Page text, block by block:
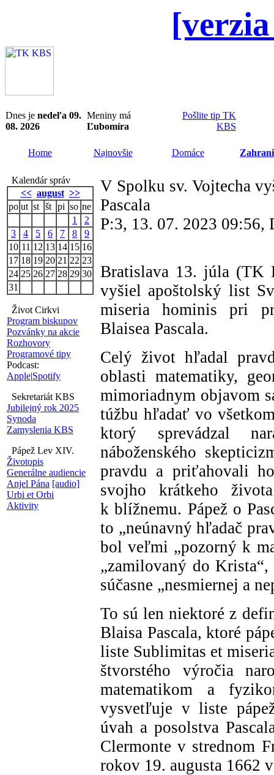
Dnes je nedeľa 09.
08. 2026
Meniny má
Ľubomíra
Pošlite tip TK
KBS
Home Najnovšie Domáce
Kalendár správ
<< august >>
po ut st št pi so ne
1
2
3
4 5 6 7 8
9
10 11 12 13 14 15 16
17 18 19 20 21 22 23
24 25 26 27 28 29 30
31
Život Cirkvi
Program biskupov
Pozvánky na akcie
Rozhovory
Programové tipy
Podcast:
Apple|Spotify
Sekretariát KBS
Jubilejný rok 2025
Synoda
Zamyslenia KBS
Pápež Lev XIV.
Životopis
Generálne audiencie
Anjel Pána [audio]
Urbi et Orbi
Aktivity
V Spolku sv. Vojtecha
Pascala
P:3, 13. 07. 2023 09:56,
Bratislava 13. júla (TK
vyšiel apoštolský list
miseria hominis pri
Blaisea Pascala.
Celý život hľadal
oblasti matematiky,
mimoriadnym objavom
túžbu hľadať vo
ktorý sprevádzal
náboženského
pravdu a priťahovali
svojho krátkeho
k blížnemu. Pápež o
to „neúnavný hľadač
bol veľmi „pozorný k
„zamilovaný do
súčasne „nesmiernej a
To sú len niektoré z
Blaisa Pascala, ktoré
liste Sublimitas et
štvorstého výročia
matematikom a
vysvetľuje v liste
úvah a posolstva
Clermonte v strednom
rokov 19. augusta 1662